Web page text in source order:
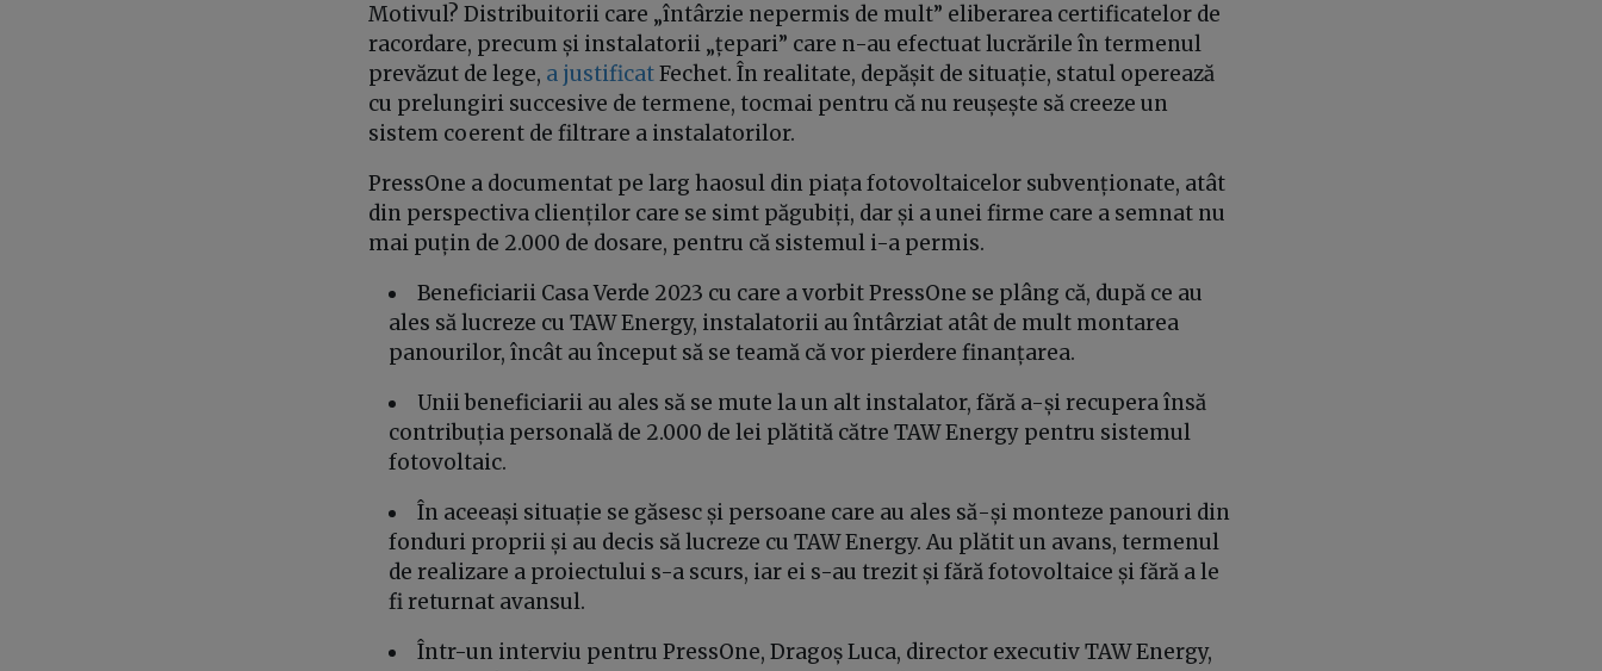
Motivul? Distribuitorii care „întârzie nepermis de mult” eliberarea certificatelor de
racordare, precum și instalatorii „țepari” care n-au efectuat lucrările în termenul
prevăzut de lege, a justificatFechet. În realitate, depășit de situație, statul operează
cu prelungiri succesive de termene, tocmai pentru că nu reușește să creeze un
sistem coerent de filtrare a instalatorilor.
PressOne a documentat pe larg haosul din piața fotovoltaicelor subvenționate, atât
din perspectiva clienților care se simt păgubiți, dar și a unei firme care a semnat nu
mai puțin de 2.000 de dosare, pentru că sistemul i-a permis.
Beneficiarii Casa Verde 2023 cu care a vorbit PressOne se plâng că, după ce au
ales să lucreze cu TAW Energy, instalatorii au întârziat atât de mult montarea
panourilor, încât au început să se teamă că vor pierdere finanțarea.
Unii beneficiarii au ales să se mute la un alt instalator, fără a-și recupera însă
contribuția personală de 2.000 de lei plătită către TAW Energy pentru sistemul
fotovoltaic.
În aceeași situație se găsesc și persoane care au ales să-și monteze panouri din
fonduri proprii și au decis să lucreze cu TAW Energy. Au plătit un avans, termenul
de realizare a proiectului s-a scurs, iar ei s-au trezit și fără fotovoltaice și fără a le
fi returnat avansul.
Într-un interviu pentru PressOne, Dragoș Luca, director executiv TAW Energy,